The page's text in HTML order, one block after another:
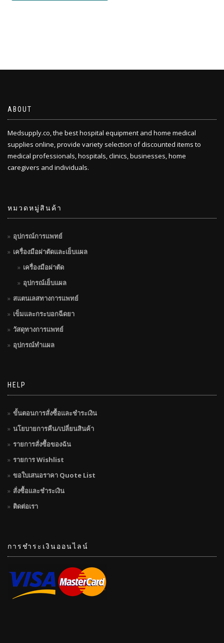
ABOUT
Medsupply.co, the best hospital equipment and home medical
supplies online, provide variety selection of discounted items to
medical professionals, hospitals, clinics, businesses, home
caregivers and individuals.
หมวดหมู่สินค้า
อุปกรณ์การแพทย์
เครื่องมือผ่าตัดและเย็บแผล
เครื่องมือผ่าตัด
อุปกรณ์เย็บแผล
สแตนเลสทางการแพทย์
เข็มและกระบอกฉีดยา
วัสดุทางการแพทย์
อุปกรณ์ทำแผล
HELP
ขั้นตอนการสั่งซื้อและชำระเงิน
นโยบายการคืน/เปลี่ยนสินค้า
รายการสั่งซื้อของฉัน
รายการ Wishlist
ขอใบเสนอราคา Quote List
สั่งซื้อและชำระเงิน
ติดต่อเรา
การชำระเงินออนไลน์